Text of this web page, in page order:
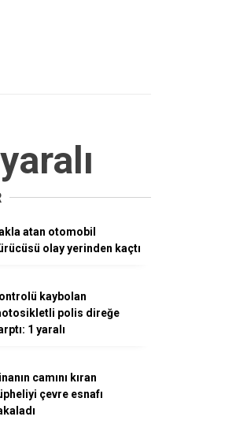
atan otomobil
olay yerinden kaçtı
kaybolan
polis direğe
1 yaralı
camını kıran
çevre esnafı